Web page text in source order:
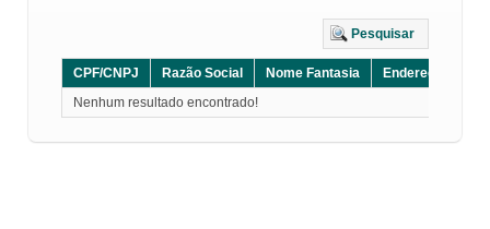
Pesquisar
CPF/CNPJ Razão Social Nome Fantasia Endereço
Nenhum resultado encontrado!